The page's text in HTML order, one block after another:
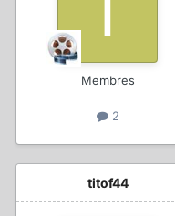
Membres
2
titof44